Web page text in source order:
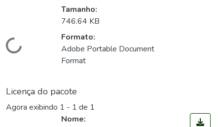
Carregando...
Tamanho:
746.64 KB
Formato:
Adobe Portable Document
Format
Licença do pacote
Agora exibindo 1 - 1 de 1
Nome: